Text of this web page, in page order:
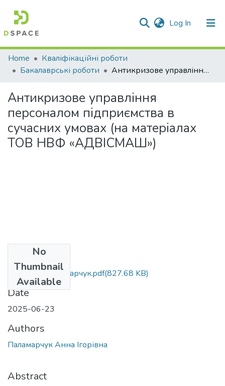
Log In (current)
Communities & Collections
All of DSpace
Statistics
Home
Кваліфікаційні роботи
Бакалаврські роботи
Антикризове управління персоналом підприємства в сучасних умовах (на матеріалах ТОВ НВФ «АДВІСМАШ»)
Антикризове управління
персоналом підприємства в
сучасних умовах (на матеріалах
ТОВ НВФ «АДВІСМАШ»)
No
Thumbnail
Available
БР._Б073.Паламарчук.pdf(827.68 KB)
Date
2025-06-23
Authors
Паламарчук Анна Ігорівна
Abstract